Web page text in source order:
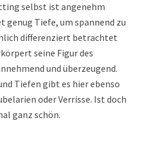
selbst ist angenehm
genug Tiefe, um spannend zu
differenziert betrachtet
seine Figur des
und überzeugend.
Tiefen gibt es hier ebenso
oder Verrisse. Ist doch
ganz schön.